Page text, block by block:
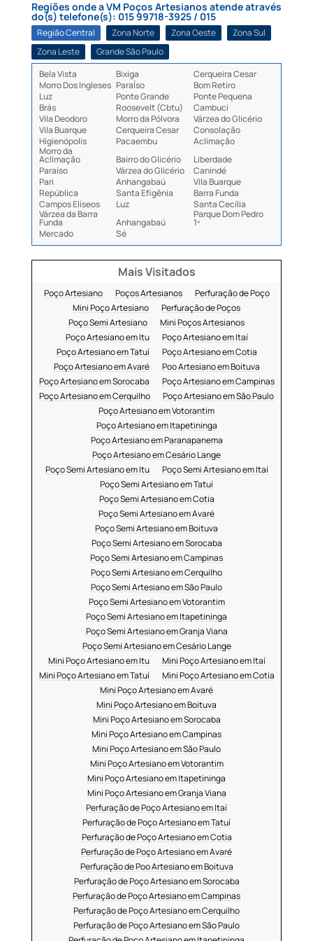
Regiões onde a VM Poços Artesianos atende através
do(s) telefone(s): 015 99718-3925 / 015
Região Central Zona Norte Zona Oeste
Zona Sul
Zona Leste
Grande São Paulo
Bela Vista
Bixiga
Cerqueira Cesar
Morro Dos Ingleses ParaÍso
Bom Retiro
Luz
Ponte Grande
Ponte Pequena
Brás
Roosevelt (Cbtu)
Cambuci
Vila Deodoro
Morro da Pólvora
Várzea do Glicério
Vila Buarque
Cerqueira Cesar
Consolação
Higienópolis
Pacaembu
Aclimação
Morro da
Aclimação Bairro do Glicério
Liberdade
Paraíso
Várzea do Glicério
Canindé
Pari
Anhangabaú
Vila Buarque
República
Santa Efigênia
Barra Funda
Campos Elíseos
Luz
Santa Cecília
Várzea da Barra
Funda Anhangabaú
Parque Dom Pedro
1º
Mercado
Sé
Mais Visitados
Poço Artesiano Poços Artesianos
Perfuração de Poço
Mini Poço Artesiano
Perfuração de Poços
Poço Semi Artesiano
Mini Poços Artesianos
Poço Artesiano em Itu
Poço Artesiano em Itaí
Poço Artesiano em Tatuí
Poço Artesiano em Cotia
Poço Artesiano em Avaré
Poo Artesiano em Boituva
Poço Artesiano em Sorocaba
Poço Artesiano em Campinas
Poço Artesiano em Cerquilho
Poço Artesiano em São Paulo
Poço Artesiano em Votorantim
Poço Artesiano em Itapetininga
Poço Artesiano em Paranapanema
Poço Artesiano em Cesário Lange
Poço Semi Artesiano em Itu
Poço Semi Artesiano em Itaí
Poço Semi Artesiano em Tatuí
Poço Semi Artesiano em Cotia
Poço Semi Artesiano em Avaré
Poço Semi Artesiano em Boituva
Poço Semi Artesiano em Sorocaba
Poço Semi Artesiano em Campinas
Poço Semi Artesiano em Cerquilho
Poço Semi Artesiano em São Paulo
Poço Semi Artesiano em Votorantim
Poço Semi Artesiano em Itapetininga
Poço Semi Artesiano em Granja Viana
Poço Semi Artesiano em Cesário Lange
Mini Poço Artesiano em Itu
Mini Poço Artesiano em Itaí
Mini Poço Artesiano em Tatuí
Mini Poço Artesiano em Cotia
Mini Poço Artesiano em Avaré
Mini Poço Artesiano em Boituva
Mini Poço Artesiano em Sorocaba
Mini Poço Artesiano em Campinas
Mini Poço Artesiano em São Paulo
Mini Poço Artesiano em Votorantim
Mini Poço Artesiano em Itapetininga
Mini Poço Artesiano em Granja Viana
Perfuração de Poço Artesiano em Itaí
Perfuração de Poço Artesiano em Tatuí
Perfuração de Poço Artesiano em Cotia
Perfuração de Poço Artesiano em Avaré
Perfuração de Poo Artesiano em Boituva
Perfuração de Poço Artesiano em Sorocaba
Perfuração de Poço Artesiano em Campinas
Perfuração de Poço Artesiano em Cerquilho
Perfuração de Poço Artesiano em São Paulo